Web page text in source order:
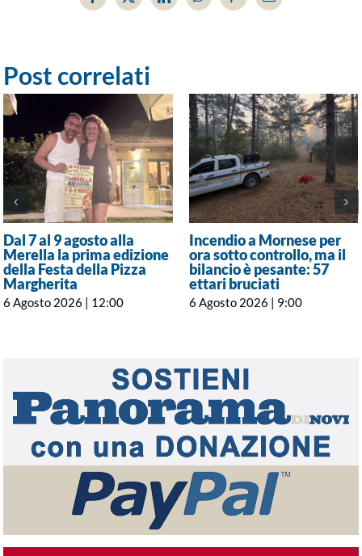
Post correlati
Dal 7 al 9 agosto alla
Merella la prima edizione
della Festa della Pizza
Margherita
6 Agosto 2026 | 12:00
Incendio a Mornese per
ora sotto controllo, ma il
bilancio è pesante: 57
ettari bruciati
6 Agosto 2026 | 9:00